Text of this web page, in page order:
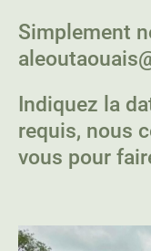
Simplement
Indiquez la
requis, nous
vous pour